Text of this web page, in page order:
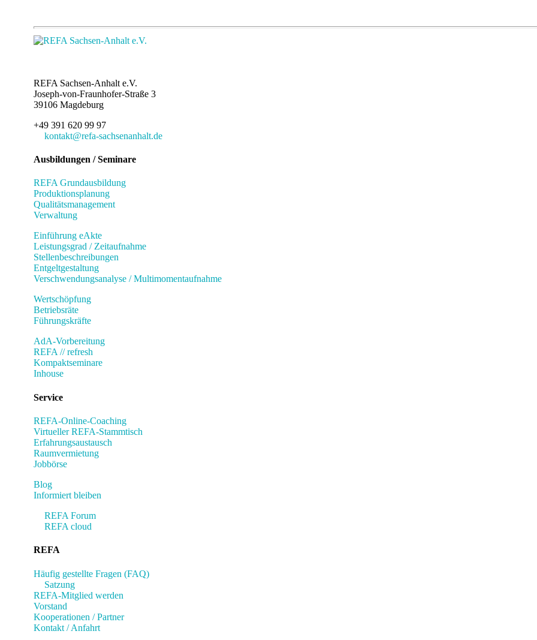
REFA Sachsen-Anhalt e.V.
Joseph-von-Fraunhofer-Straße 3
39106 Magdeburg
+49 391 620 99 97
kontakt@refa-sachsenanhalt.de
Ausbildungen / Seminare
REFA Grundausbildung
Produktionsplanung
Qualitätsmanagement
Verwaltung
Einführung eAkte
Leistungsgrad / Zeitaufnahme
Stellenbeschreibungen
Entgeltgestaltung
Verschwendungsanalyse / Multimomentaufnahme
Wertschöpfung
Betriebsräte
Führungskräfte
AdA-Vorbereitung
REFA // refresh
Kompaktseminare
Inhouse
Service
REFA-Online-Coaching
Virtueller REFA-Stammtisch
Erfahrungsaustausch
Raumvermietung
Jobbörse
Blog
Informiert bleiben
REFA Forum
REFA cloud
REFA
Häufig gestellte Fragen (FAQ)
Satzung
REFA-Mitglied werden
Vorstand
Kooperationen / Partner
Kontakt / Anfahrt